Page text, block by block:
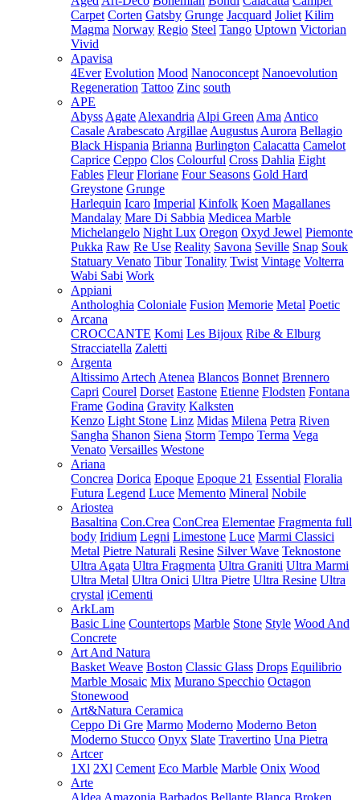
Carpet Corten Gatsby Grunge Jacquard Joliet Kilim
Magma Norway Regio Steel Tango Uptown Victorian
Vivid
Apavisa
4Ever Evolution Mood Nanoconcept Nanoevolution
Regeneration Tattoo Zinc south
APE
Abyss Agate Alexandria Alpi Green Ama Antico
Casale Arabescato Argillae Augustus Aurora Bellagio
Black Hispania Brianna Burlington Calacatta Camelot
Caprice Ceppo Clos Colourful Cross Dahlia Eight
Fables Fleur Floriane Four Seasons Gold Hard
Greystone Grunge
Harlequin Icaro Imperial Kinfolk Koen Magallanes
Mandalay Mare Di Sabbia Medicea Marble
Michelangelo Night Lux Oregon Oxyd Jewel Piemonte
Pukka Raw Re Use Reality Savona Seville Snap Souk
Statuary Venato Tibur Tonality Twist Vintage Volterra
Wabi Sabi Work
Appiani
Anthologhia Coloniale Fusion Memorie Metal Poetic
Arcana
CROCCANTE Komi Les Bijoux Ribe & Elburg
Stracciatella Zaletti
Argenta
Altissimo Artech Atenea Blancos Bonnet Brennero
Capri Courel Dorset Eastone Etienne Flodsten Fontana
Frame Godina Gravity Kalksten
Kenzo Light Stone Linz Midas Milena Petra Riven
Sangha Shanon Siena Storm Tempo Terma Vega
Venato Versailles Westone
Ariana
Concrea Dorica Epoque Epoque 21 Essential Floralia
Futura Legend Luce Memento Mineral Nobile
Ariostea
Basaltina Con.Crea ConCrea Elementae Fragmenta full
body Iridium Legni Limestone Luce Marmi Classici
Metal Pietre Naturali Resine Silver Wave Teknostone
Ultra Agata Ultra Fragmenta Ultra Graniti Ultra Marmi
Ultra Metal Ultra Onici Ultra Pietre Ultra Resine Ultra
crystal iCementi
ArkLam
Basic Line Countertops Marble Stone Style Wood And
Concrete
Art And Natura
Basket Weave Boston Classic Glass Drops Equilibrio
Marble Mosaic Mix Murano Specchio Octagon
Stonewood
Art&Natura Ceramica
Ceppo Di Gre Marmo Moderno Moderno Beton
Moderno Stucco Onyx Slate Travertino Una Pietra
Artcer
1Xl 2Xl Cement Eco Marble Marble Onix Wood
Arte